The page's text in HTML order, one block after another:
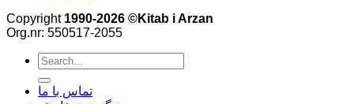
Copyright 1990-2026 ©Kitab i Arzan
Org.nr: 550517-2055
Search
for:
تماس با ما